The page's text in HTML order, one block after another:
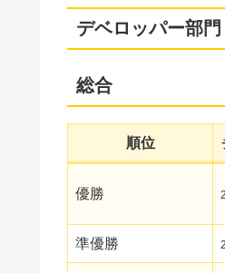
デベロッパー部
総合
順位
優勝
準優勝